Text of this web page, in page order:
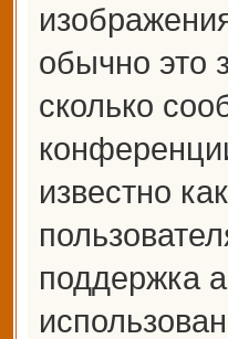
обычно это
сколько
известно
поддержка